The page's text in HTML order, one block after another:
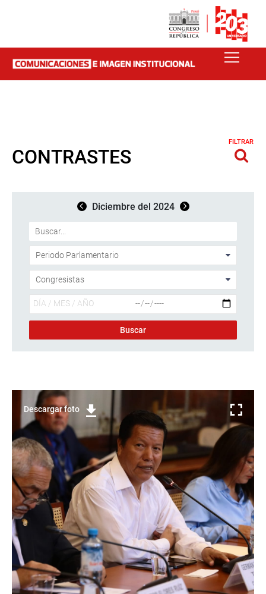
CONTRASTES
FILTRAR
Diciembre del 2024
Descargar foto